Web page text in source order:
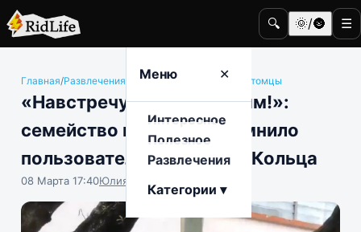
🔍 🌞/🌚 ☰
Меню ✕
Интересное
Полезное
Развлечения
Категории ▾
Главная/Развлечения Животные и домашние питомцы
«Навстречу приключениям!»:
семейство котиков напомнило
пользователям Братство Кольца
08 Марта 17:40Юлия Крофто